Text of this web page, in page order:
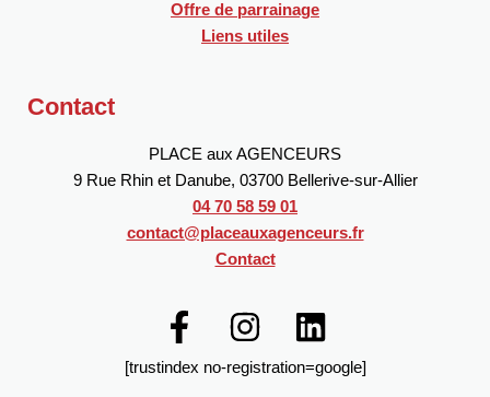
Offre de parrainage
Liens utiles
Contact
PLACE aux AGENCEURS
9 Rue Rhin et Danube, 03700 Bellerive-sur-Allier
04 70 58 59 01
contact@placeauxagenceurs.fr
Contact
[trustindex no-registration=google]